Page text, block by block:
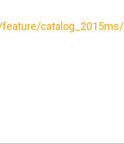
catalog_2015ms/